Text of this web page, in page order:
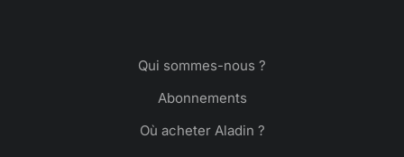
Qui sommes-nous ?
Abonnements
Où acheter Aladin ?